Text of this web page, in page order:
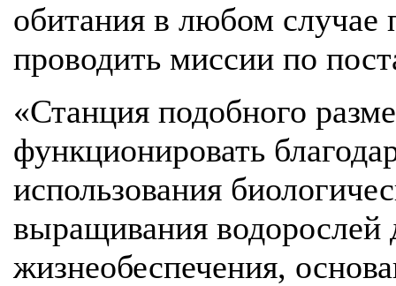
обитания в любом случае
проводить миссии по
«Станция подобного
функционировать
использования
выращивания водорослей
жизнеобеспечения,